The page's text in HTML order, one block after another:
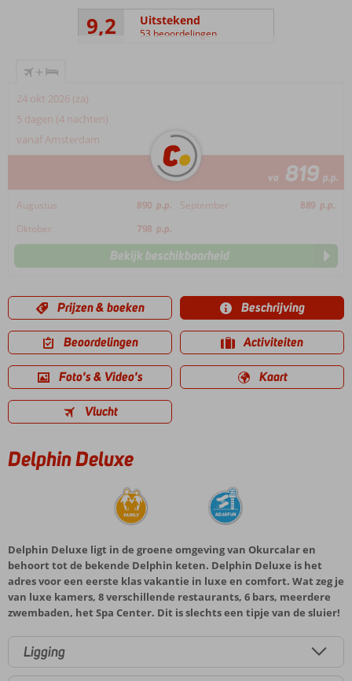
9,2 Uitstekend
53 beoordelingen
+
24 okt 2026 (za)
5 dagen (4 nachten)
vanaf Amsterdam
va 819 p.p.
Augustus 890 p.p. September 889 p.p.
Oktober
798 p.p.
Bekijk beschikbaarheid
Prijzen & boeken Beschrijving
Beoordelingen Activiteiten
Foto's & Video's Kaart
Vlucht
Delphin Deluxe
Delphin Deluxe ligt in de groene omgeving van Okurcalar en
behoort tot de bekende Delphin keten. Delphin Deluxe is het
adres voor een eerste klas vakantie in luxe en comfort. Wat zeg je
van luxe kamers, 8 verschillende restaurants, 6 bars, meerdere
zwembaden, het Spa Center. Dit is slechts een tipje van de sluier!
Ligging